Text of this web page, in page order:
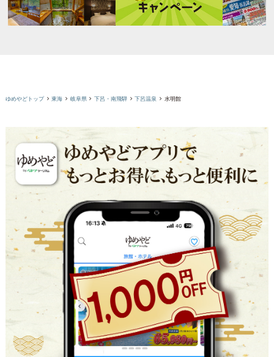
ゆめやどトップ 東海 岐阜県 下呂・南飛騨 下呂温泉 水明館